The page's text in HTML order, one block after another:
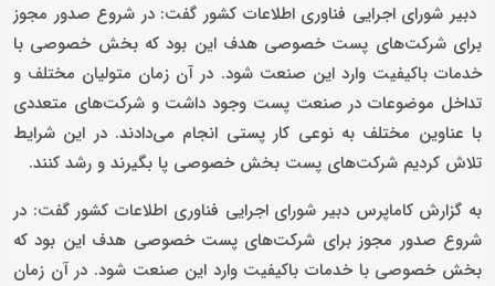
دبیر شورای اجرایی فناوری اطلاعات کشور گفت: در شروع صدور مجوز
برای شرکت‌های پست‌ خصوصی هدف این بود که بخش خصوصی با
خدمات باکیفیت وارد این صنعت شود. در آن زمان متولیان مختلف و
تداخل موضوعات در صنعت پست وجود داشت و شرکت‌های متعددی
با عناوین مختلف به نوعی کار پستی انجام می‌دادند. در این شرایط
تلاش کردیم شرکت‌های پست بخش خصوصی پا بگیرند و رشد کنند.
به گزارش کاماپرس دبیر شورای اجرایی فناوری اطلاعات کشور گفت: در
شروع صدور مجوز برای شرکت‌های پست‌ خصوصی هدف این بود که
بخش خصوصی با خدمات باکیفیت وارد این صنعت شود. در آن زمان